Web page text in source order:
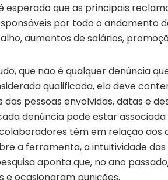
esperado que as principais
por todo o andamento
aumentos de salários,
que não é qualquer denúncia
qualificada, ela deve
das pessoas envolvidas, datas e
denúncia pode estar
têm em relação aos
a ferramenta, a intuitividade
aponta que, no ano
e ocasionaram punições.